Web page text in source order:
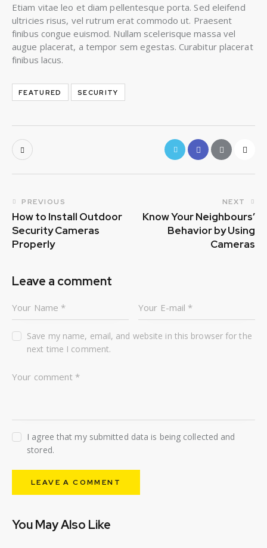
Etiam vitae leo et diam pellentesque porta. Sed eleifend
ultricies risus, vel rutrum erat commodo ut. Praesent
finibus congue euismod. Nullam scelerisque massa vel
augue placerat, a tempor sem egestas. Curabitur placerat
finibus lacus.
FEATURED SECURITY
Post
navigation
PREVIOUS
How to Install Outdoor
Security Cameras
Properly
NEXT
Know Your Neighbours’
Behavior by Using
Cameras
Leave a comment
Save my name, email, and website in this browser for the
next time I comment.
I agree that my submitted data is being collected and
stored.
You May Also Like